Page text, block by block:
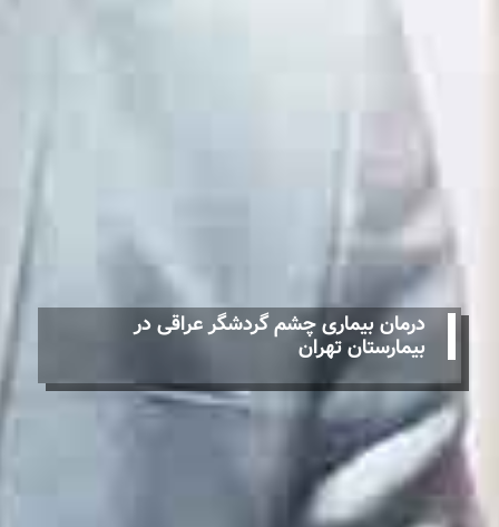
درمان بیماری چشم گردشگر عراقی در
بیمارستان تهران